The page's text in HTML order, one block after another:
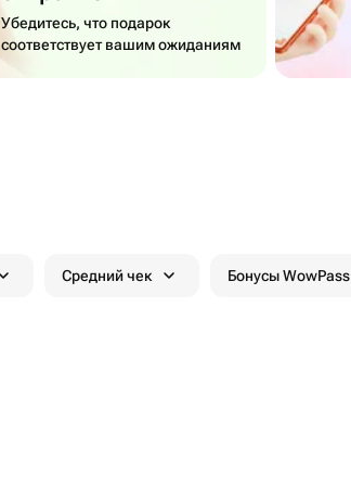
Убедитесь, что подарок
соответствует вашим ожиданиям
Средний чек Бонусы WowPass